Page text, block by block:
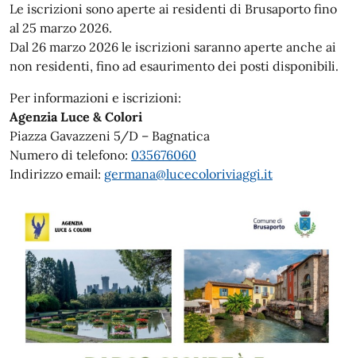
Le iscrizioni sono aperte ai residenti di Brusaporto fino
al 25 marzo 2026.
Dal 26 marzo 2026 le iscrizioni saranno aperte anche ai
non residenti, fino ad esaurimento dei posti disponibili.
Per informazioni e iscrizioni:
Agenzia Luce & Colori
Piazza Gavazzeni 5/D – Bagnatica
Numero di telefono: 035676060
Indirizzo email: germana@lucecoloriviaggi.it